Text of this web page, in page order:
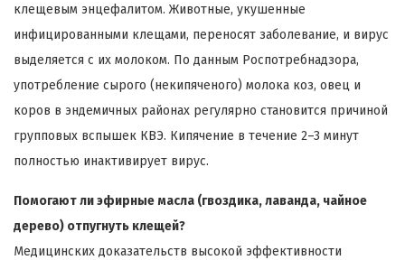
клещевым энцефалитом. Животные, укушенные
инфицированными клещами, переносят заболевание, и вирус
выделяется с их молоком. По данным Роспотребнадзора,
употребление сырого (некипяченого) молока коз, овец и
коров в эндемичных районах регулярно становится причиной
групповых вспышек КВЭ. Кипячение в течение 2–3 минут
полностью инактивирует вирус.
Помогают ли эфирные масла (гвоздика, лаванда, чайное
дерево) отпугнуть клещей?
Медицинских доказательств высокой эффективности